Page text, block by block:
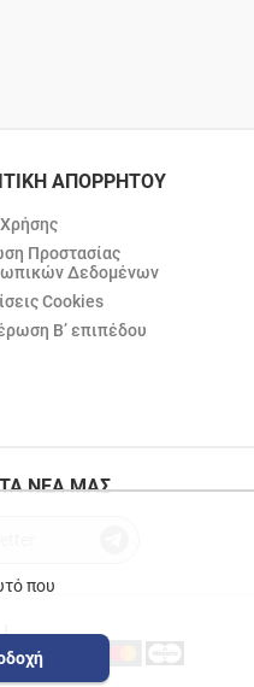
ΑΠΟΡΡΗΤΟΥ
Προστασίας
Δεδομένων
Cookies
Β’ επιπέδου
ΝΕΑ ΜΑΣ
που